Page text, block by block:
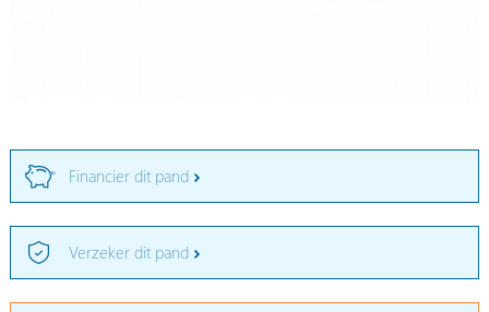
Financier dit pand
Verzeker dit pand